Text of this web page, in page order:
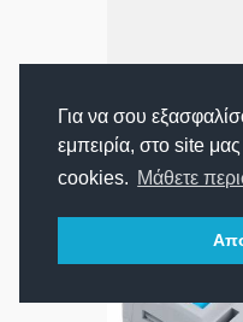
Για να σου
εμπειρία, στο site
cookies. Μάθετε